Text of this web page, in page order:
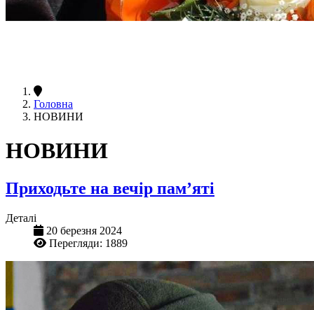
Головна
НОВИНИ
НОВИНИ
Приходьте на вечір пам’яті
Деталі
20 березня 2024
Перегляди: 1889